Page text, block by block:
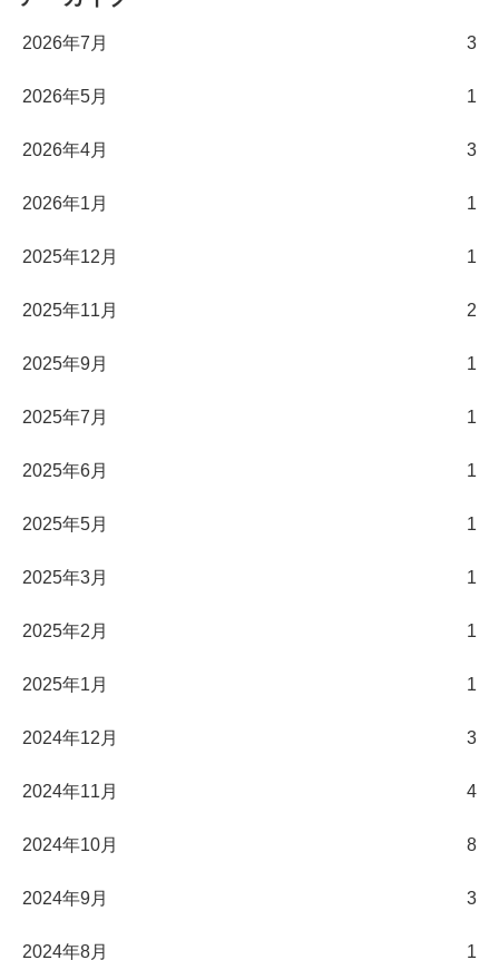
2026年7月 3
2026年5月 1
2026年4月 3
2026年1月 1
2025年12月 1
2025年11月 2
2025年9月 1
2025年7月 1
2025年6月 1
2025年5月 1
2025年3月 1
2025年2月 1
2025年1月 1
2024年12月 3
2024年11月 4
2024年10月 8
2024年9月 3
2024年8月 1